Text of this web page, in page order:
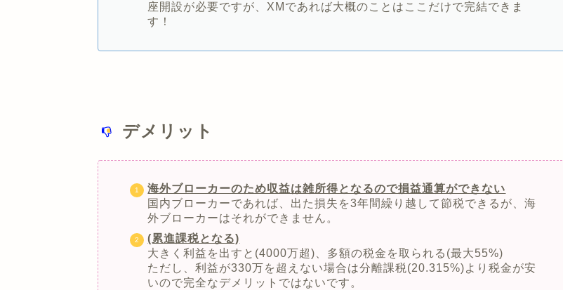
座開設が必要ですが、XMであれば大概のことはここだけで完結できま
す！
デメリット
海外ブローカーのため収益は雑所得となるので損益通算ができない
国内ブローカーであれば、出た損失を3年間繰り越して節税できるが、海
外ブローカーはそれができません。
(累進課税となる)
大きく利益を出すと(4000万超)、多額の税金を取られる(最大55%)
ただし、利益が330万を超えない場合は分離課税(20.315%)より税金が安
いので完全なデメリットではないです。